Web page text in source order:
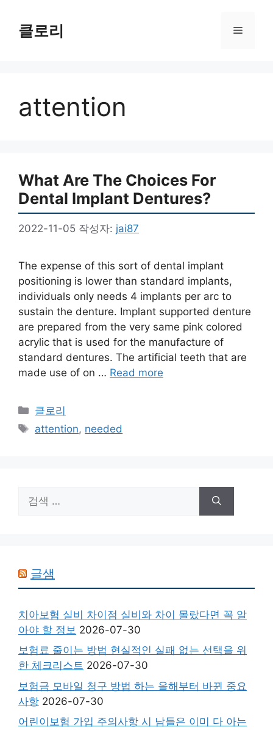
클로리 메
attention
What Are The Choices For
Dental Implant Dentures?
2022-11-05 작성자: jai87
The expense of this sort of dental implant
positioning is lower than standard implants,
individuals only needs 4 implants per arc to
sustain the denture. Implant supported denture
are prepared from the very same pink colored
acrylic that is used for the manufacture of
standard dentures. The artificial teeth that are
made use of on … Read more
카
테
클로리
태
attention, needed
색:
글샘
치아보험 실비 차이점 실비와 차이 몰랐다면 꼭 알
아야 할 정보 2026-07-30
보험료 줄이는 방법 현실적인 실패 없는 선택을 위
한 체크리스트 2026-07-30
보험금 모바일 청구 방법 하는 올해부터 바뀐 중요
사항 2026-07-30
어린이보험 가입 주의사항 시 남들은 이미 다 아는